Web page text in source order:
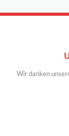
Wir danken